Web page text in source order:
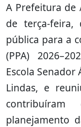
A Prefeitura de
de terça-
pública para a
(PPA)
Escola
Lindas, e
planejamento